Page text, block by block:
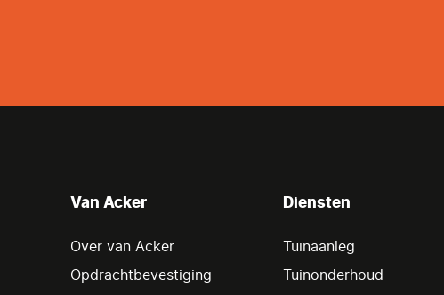
Van Acker
Over van Acker
Opdrachtbevestiging
Diensten
Tuinaanleg
Tuinonderhoud